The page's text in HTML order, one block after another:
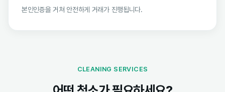
본인인증을 거쳐 안전하게 거래가 진행됩니다.
CLEANING SERVICES